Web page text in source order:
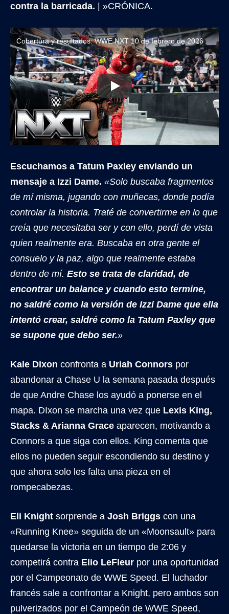
contra la barricada. | »CRÓNICA.
Cobertura y resultados: WWE NXT 10 de febrero de 2026
Escuchamos a Tatum Paxley enviando un
mensaje a Izzi Dame. «Solo buscaba fragmentos
de mí misma, jugando con muñecas, donde podía
controlar la historia. Traté de convertirme en lo que
creía que necesitaba ser y con ello, perdí de vista
quien realmente era. Buscaba en otra gente el
consuelo y la paz, algo que realmente estaba
dentro de mí. Esto se trata de claridad, de
encontrar un balance y cuando esto termine,
no saldré como la versión de Izzi Dame que ella
intentó crear, saldré como la Tatum Paxley que
se supone que debo ser.»
Kale Dixon confronta a Uriah Connors por
abandonar a Chase U la semana pasada después
de que Andre Chase los ayudó a ponerse en el
mapa. DIxon se marcha una vez que Lexis King,
Stacks & Arianna Grace aparecen, motivando a
Connors a que siga con ellos. King comenta que
ellos no pueden seguir escondiendo su destino y
que ahora solo les falta una pieza en el
rompecabezas.
Eli Knight sorprende a Josh Briggs con una
«Running Knee» seguida de un «Moonsault» para
quedarse la victoria en un tiempo de 2:06 y
competirá contra Elio LeFleur por una oportunidad
por el Campeonato de WWE Speed. El luchador
francés sale a confrontar a Knight, pero ambos son
pulverizados por el Campeón de WWE Speed,